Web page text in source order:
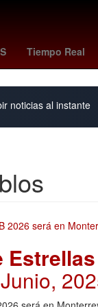
Tiempo Real
meteorológica
noticias al instante